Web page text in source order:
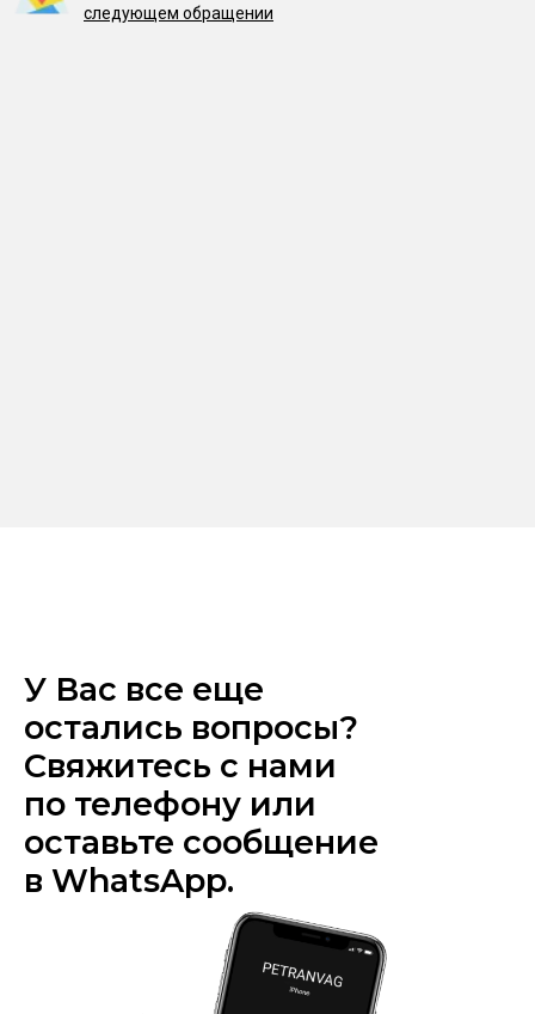
следующем обращении
У Вас все еще
остались вопросы?
Свяжитесь с нами
по телефону или
оставьте сообщение
в WhatsApp.